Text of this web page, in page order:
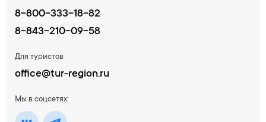
8-800-333-18-82
8-843-210-09-58
Для туристов
office@tur-region.ru
Мы в соцсетях: